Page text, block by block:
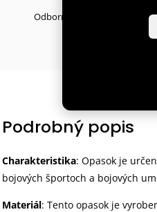
Odborné poradenstvo pre
Podrobný popis
Charakteristika: Opasok je
bojových športoch a bojových
Materiál: Tento opasok je